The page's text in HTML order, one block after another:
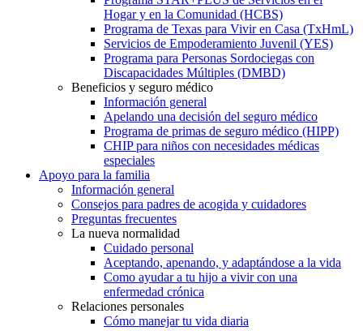
Hogar y en la Comunidad (HCBS)
Programa de Texas para Vivir en Casa (TxHmL)
Servicios de Empoderamiento Juvenil (YES)
Programa para Personas Sordociegas con
Discapacidades Múltiples (DMBD)
Beneficios y seguro médico
Información general
Apelando una decisión del seguro médico
Programa de primas de seguro médico (HIPP)
CHIP para niños con necesidades médicas
especiales
Apoyo para la familia
Información general
Consejos para padres de acogida y cuidadores
Preguntas frecuentes
La nueva normalidad
Cuidado personal
Aceptando, apenando, y adaptándose a la vida
Como ayudar a tu hijo a vivir con una
enfermedad crónica
Relaciones personales
Cómo manejar tu vida diaria